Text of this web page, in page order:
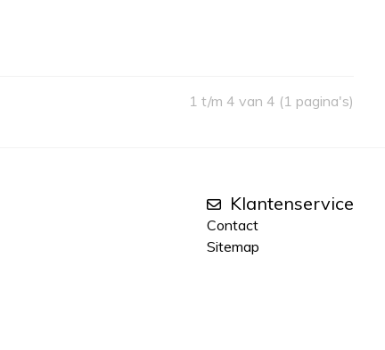
1 t/m 4 van 4 (1 pagina's)
Klantenservice
Contact
Sitemap